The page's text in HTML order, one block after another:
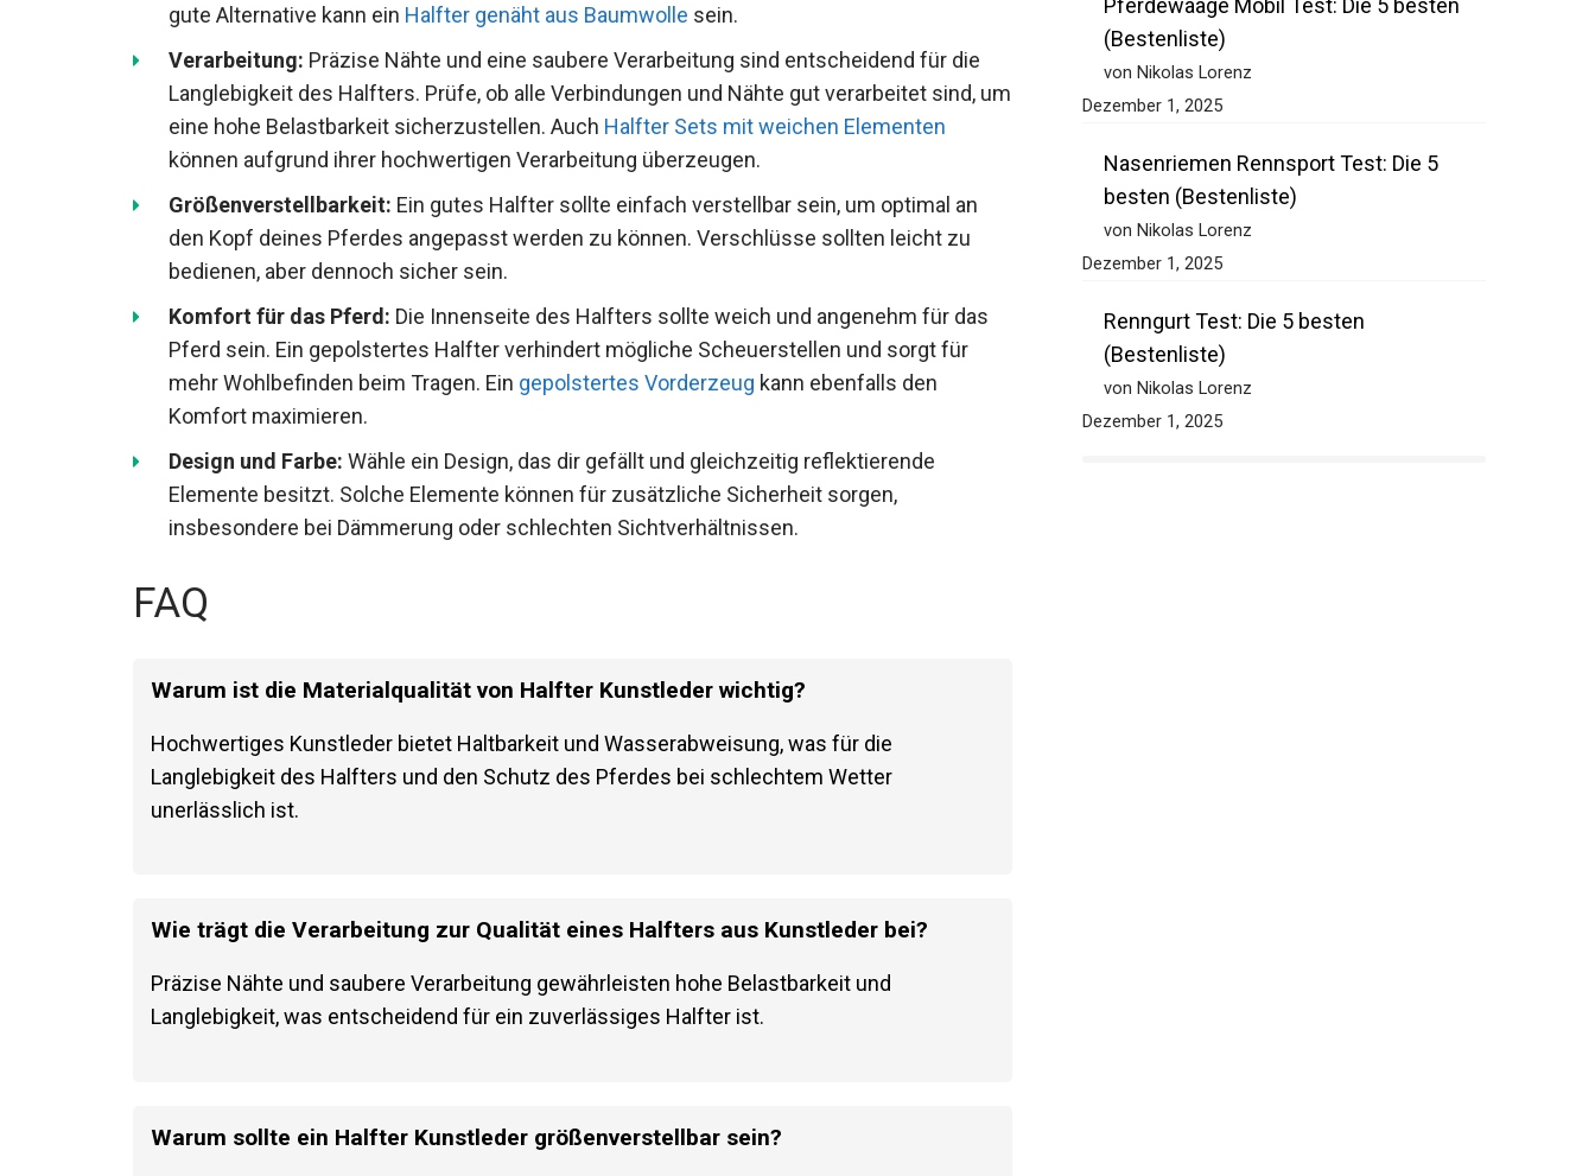
gute Alternative kann ein Halfter genäht aus Baumwolle sein.
Verarbeitung: Präzise Nähte und eine saubere Verarbeitung sind entscheidend für die
Langlebigkeit des Halfters. Prüfe, ob alle Verbindungen und Nähte gut verarbeitet sind,
um eine hohe Belastbarkeit sicherzustellen. AuchHalfter Sets mit weichen Elementen
können aufgrund ihrer hochwertigen Verarbeitung überzeugen.
Größenverstellbarkeit: Ein gutes Halfter sollte einfach verstellbar sein, um optimal an
den Kopf deines Pferdes angepasst werden zu können. Verschlüsse sollten leicht zu
bedienen, aber dennoch sicher sein.
Komfort für das Pferd: Die Innenseite des Halfters sollte weich und angenehm für das
Pferd sein. Ein gepolstertes Halfter verhindert mögliche Scheuerstellen und sorgt für
mehr Wohlbefinden beim Tragen. Ein gepolstertes Vorderzeug kann ebenfalls den
Komfort maximieren.
Design und Farbe: Wähle ein Design, das dir gefällt und gleichzeitig reflektierende
Elemente besitzt. Solche Elemente können für zusätzliche Sicherheit sorgen,
insbesondere bei Dämmerung oder schlechten Sichtverhältnissen.
FAQ
Warum ist die Materialqualität von Halfter Kunstleder wichtig?
Hochwertiges Kunstleder bietet Haltbarkeit und Wasserabweisung, was für die
Langlebigkeit des Halfters und den Schutz des Pferdes bei schlechtem Wetter
unerlässlich ist.
Wie trägt die Verarbeitung zur Qualität eines Halfters aus Kunstleder bei?
Präzise Nähte und saubere Verarbeitung gewährleisten hohe Belastbarkeit und
Langlebigkeit, was entscheidend für ein zuverlässiges Halfter ist.
Warum sollte ein Halfter Kunstleder größenverstellbar sein?
Pferdewaage Mobil Test: Die 5 besten
(Bestenliste)
von Nikolas Lorenz
Nasenriemen Rennsport Test: Die 5
besten (Bestenliste)
von Nikolas Lorenz
Renngurt Test: Die 5 besten
(Bestenliste)
von Nikolas Lorenz